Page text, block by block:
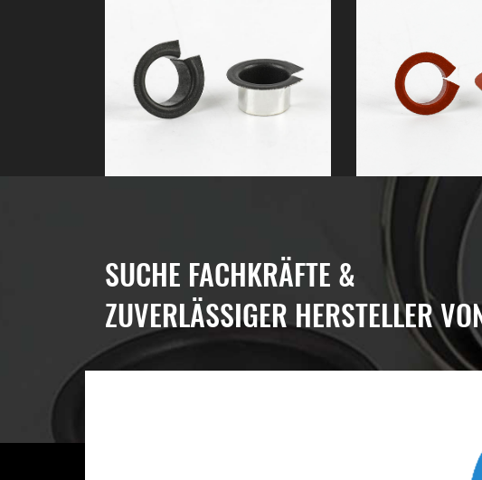
SUCHE FACHKRÄFTE &
ZUVERLÄSSIGER HERSTELLER